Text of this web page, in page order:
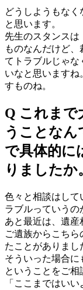
どうしようもな
と思います。
先生のスタンスは
ものなんだけど
てトラブルじゃな
いなと思います
すものね。
Q これまで
うことなん
で具体的に
りましたか
色々と相談はして
ラブルっていうの
あと最近は、遺産
ご遺族からこち
たことがありまし
そういった場合に
ということをご相
「ここまではい